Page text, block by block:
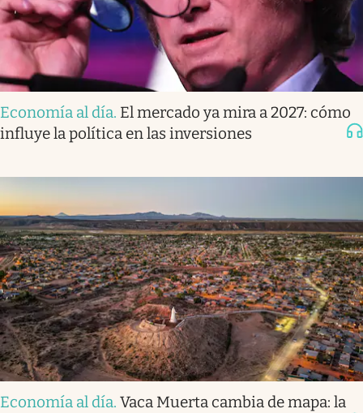
Economía al día. El mercado ya mira a 2027: cómo
influye la política en las inversiones
Economía al día. Vaca Muerta cambia de mapa: la